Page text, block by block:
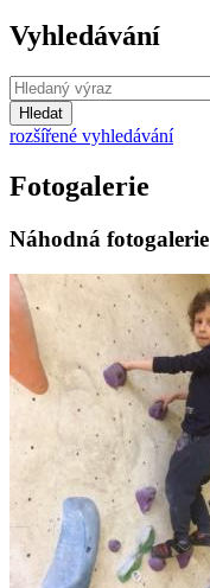
Vyhledávání
Hledat
rozšířené vyhledávání
Fotogalerie
Náhodná fotogalerie